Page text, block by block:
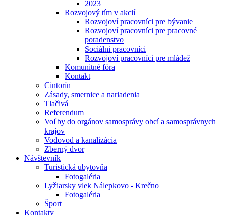
2023
Rozvojový tím v akcií
Rozvojoví pracovníci pre bývanie
Rozvojoví pracovníci pre pracovné
poradenstvo
Sociálni pracovníci
Rozvojoví pracovníci pre mládež
Komunitné fóra
Kontakt
Cintorín
Zásady, smernice a nariadenia
Tlačivá
Referendum
Voľby do orgánov samosprávy obcí a samosprávnych
krajov
Vodovod a kanalizácia
Zberný dvor
Návštevník
Turistická ubytovňa
Fotogaléria
Lyžiarsky vlek Nálepkovo - Krečno
Fotogaléria
Šport
Kontakty